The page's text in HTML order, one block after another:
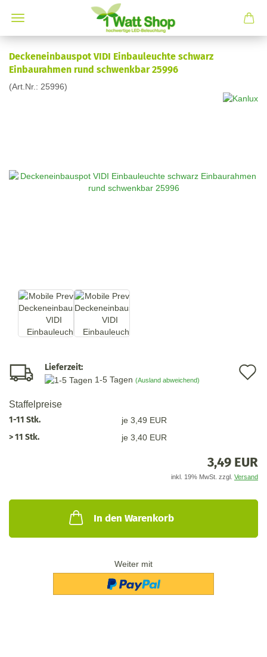
Deckeneinbauspot VIDI Einbauleuchte schwarz
Einbaurahmen rund schwenkbar 25996
(Art.Nr.: 25996)
Lieferzeit:
1-5 Tagen (Ausland abweichend)
Staffelpreise
1-11 Stk.
je 3,49 EUR
> 11 Stk. je 3,40 EUR
3,49 EUR
inkl. 19% MwSt. zzgl. Versand
In den Warenkorb
Weiter mit